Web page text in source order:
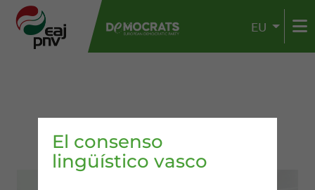
EU
El consenso
lingüístico vasco